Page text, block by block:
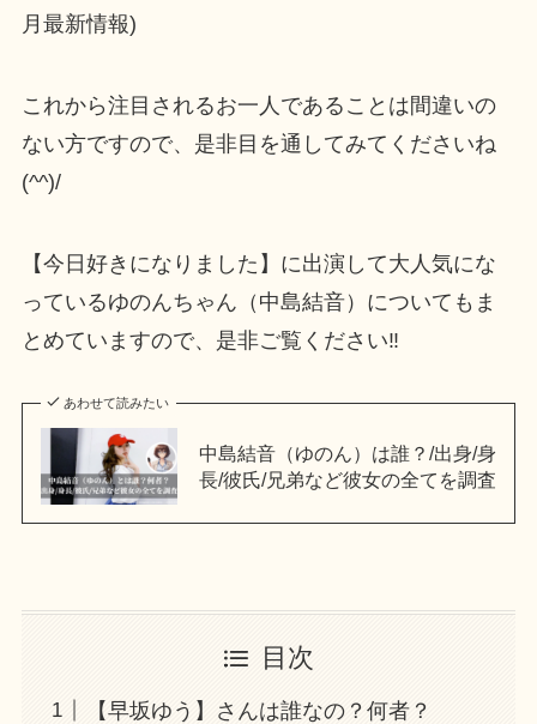
月最新情報)
これから注目されるお一人であることは間違いの
ない方ですので、是非目を通してみてくださいね
(^^)/
【今日好きになりました】に出演して大人気にな
っているゆのんちゃん（中島結音）についてもま
とめていますので、是非ご覧ください‼
あわせて読みたい
中島結音（ゆのん）は誰？/出身/身
長/彼氏/兄弟など彼女の全てを調査
目次
【早坂ゆう】さんは誰なの？何者？